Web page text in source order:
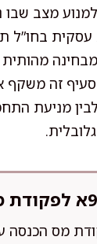
מצב שבו
בחו”ל
מהותית
זה משקף
לבין מניעת
לפקודת מס